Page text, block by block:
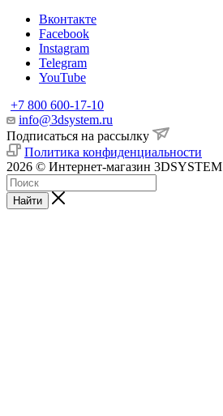
Вконтакте
Facebook
Instagram
Telegram
YouTube
+7 800 600-17-10
info@3dsystem.ru
Подписаться на рассылку
Политика конфиденциальности
2026 © Интернет-магазин 3DSYSTEM
Найти